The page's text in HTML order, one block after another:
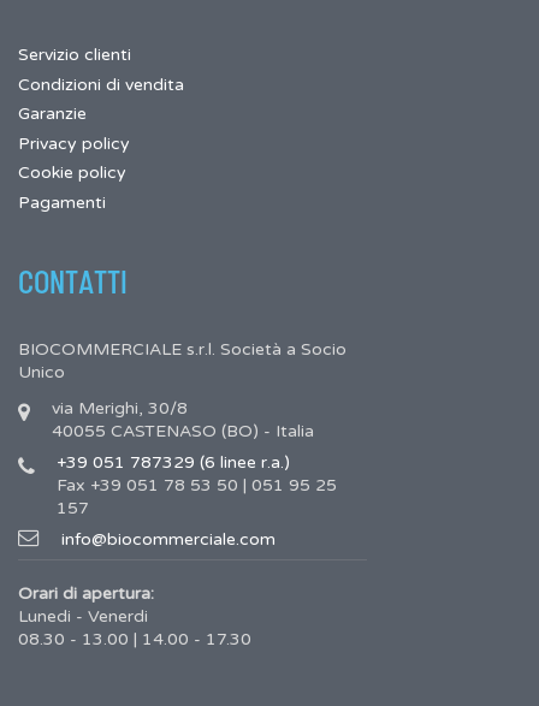
Servizio clienti
Condizioni di vendita
Garanzie
Privacy policy
Cookie policy
Pagamenti
CONTATTI
BIOCOMMERCIALE s.r.l. Società a Socio
Unico
via Merighi, 30/8
40055 CASTENASO (BO) - Italia
+39 051 787329 (6 linee r.a.)
Fax +39 051 78 53 50 | 051 95 25
157
info@biocommerciale.com
Orari di apertura:
Lunedi - Venerdi
08.30 - 13.00 | 14.00 - 17.30